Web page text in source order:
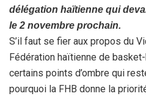
délégation haïtienne qui
le 2 novembre prochain.
S’il faut se fier aux propos du
Fédération haïtienne de basket-
certains points d’ombre qui
pourquoi la FHB donne la